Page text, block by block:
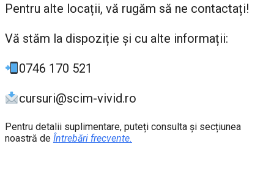
Pentru alte locații, vă rugăm să ne contactați!
Vă stăm la dispoziție şi cu alte informații:
0746 170 521
cursuri@scim-vivid.ro
Pentru detalii suplimentare, puteți consulta şi secțiunea
noastră de Întrebări frecvente.